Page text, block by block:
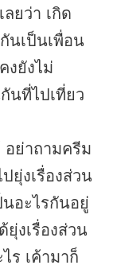
ยว่า เกิด
นเป็นเพื่อน
งยังไม่
นที่ไปเที่ยว
อย่าถามครีม
ยุ่งเรื่องส่วน
อะไรกันอยู่
ยุ่งเรื่องส่วน
ร เค้ามาก็